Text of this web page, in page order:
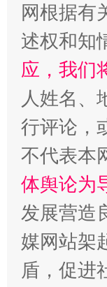
扯下公
“蜀中异人
网根据有
述权和知
应，我们
人姓名、
行评论，
不代表本
体舆论为
发展营造
媒网站架
盾，促进